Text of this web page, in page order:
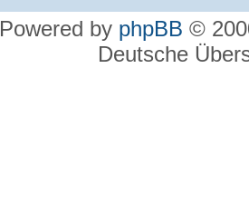
Powered by phpBB ©
Deutsche